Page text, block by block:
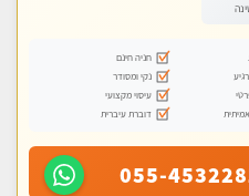
חניה חינם
נקי ומסודר
עיסוי מקצועי
דוברת עיברית
055-